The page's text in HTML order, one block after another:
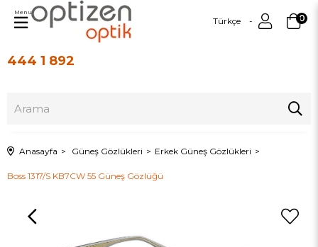
444 1 892
Türkçe 0
Menu
Anasayfa Güneş Gözlükleri Erkek Güneş Gözlükleri
Boss 1317/S KB7CW 55 Güneş Gözlüğü